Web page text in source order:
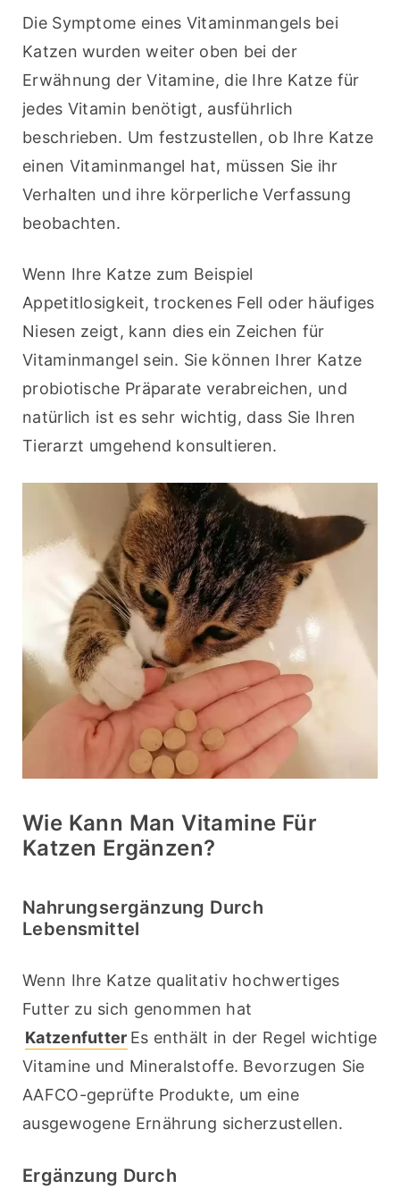
Die Symptome eines Vitaminmangels bei
Katzen wurden weiter oben bei der
Erwähnung der Vitamine, die Ihre Katze für
jedes Vitamin benötigt, ausführlich
beschrieben. Um festzustellen, ob Ihre Katze
einen Vitaminmangel hat, müssen Sie ihr
Verhalten und ihre körperliche Verfassung
beobachten.
Wenn Ihre Katze zum Beispiel
Appetitlosigkeit, trockenes Fell oder häufiges
Niesen zeigt, kann dies ein Zeichen für
Vitaminmangel sein. Sie können Ihrer Katze
probiotische Präparate verabreichen, und
natürlich ist es sehr wichtig, dass Sie Ihren
Tierarzt umgehend konsultieren.
Wie Kann Man Vitamine Für
Katzen Ergänzen?
Nahrungsergänzung Durch
Lebensmittel
Wenn Ihre Katze qualitativ hochwertiges
Katzenfutter Es enthält in der Regel wichtige
Vitamine und Mineralstoffe. Bevorzugen Sie
AAFCO-geprüfte Produkte, um eine
ausgewogene Ernährung sicherzustellen.
Ergänzung Durch